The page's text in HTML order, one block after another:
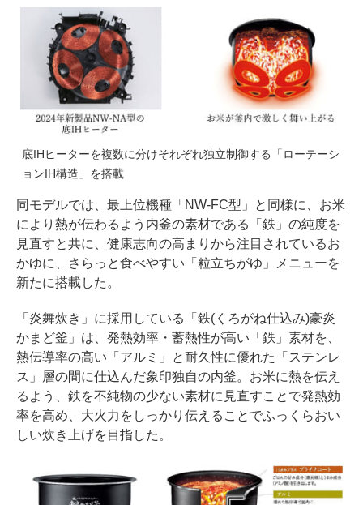
底IHヒーターを複数に分けそれぞれ独立制御する「ローテーシ
ョンIH構造」を搭載
同モデルでは、最上位機種「NW-FC型」と同様に、お米
により熱が伝わるよう内釜の素材である「鉄」の純度を
見直すと共に、健康志向の高まりから注目されているお
かゆに、さらっと食べやすい「粒立ちがゆ」メニューを
新たに搭載した。
「炎舞炊き」に採用している「鉄(くろがね仕込み)豪炎
かまど釜」は、発熱効率・蓄熱性が高い「鉄」素材を、
熱伝導率の高い「アルミ」と耐久性に優れた「ステンレ
ス」層の間に仕込んだ象印独自の内釜。お米に熱を伝え
るよう、鉄を不純物の少ない素材に見直すことで発熱効
率を高め、大火力をしっかり伝えることでふっくらおい
しい炊き上げを目指した。